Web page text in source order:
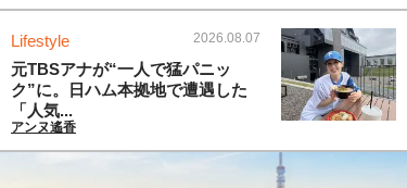
Lifestyle 2026.08.07
元TBSアナが“一人で猛パニッ
ク”に。日ハム本拠地で遭遇した
「人気...
アンヌ遙香